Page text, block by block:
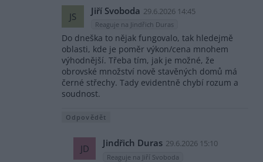
JS Jiří Svoboda 29.6.2026 14:45
Reaguje na Jindřich Duras
Do dneška to nějak fungovalo, tak hledejmě
oblasti, kde je poměr výkon/cena mnohem
výhodnější. Třeba tím, jak je možné, že
obrovské množství nově stavěných domů má
černé střechy. Tady evidentně chybí rozum a
soudnost.
Odpovědět
JD Jindřich Duras 29.6.2026 15:10
Reaguje na Jiří Svoboda